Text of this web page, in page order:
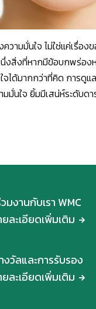
วามมั่นใจ ไม่ใช่แค่เรื่อง
นึ่งสิ่งที่หากมีข้อบกพร่อ
ได้มากกว่าที่คิด การดูแ
มั่นใจ ยิ้มมีเสน่ห์ระดับดา
มงานกับเรา WMC
ยละเอียดเพิ่มเติม
งวัลและการรับรอง
ยละเอียดเพิ่มเติม